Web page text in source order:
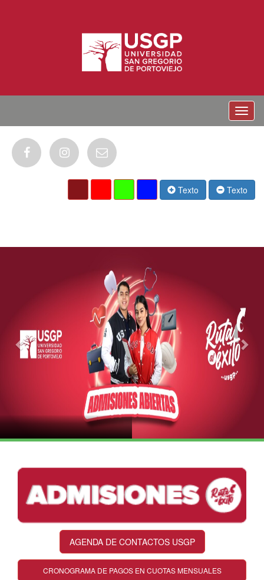
Menu
Texto Texto
AGENDA DE CONTACTOS USGP
CRONOGRAMA DE PAGOS EN CUOTAS MENSUALES